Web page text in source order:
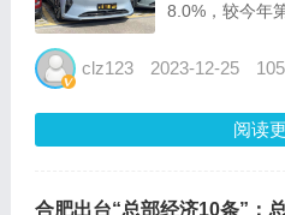
8.0%，较今年
至第三季度末
30...
clz123 2023-12-25
阅读
合肥出台“总部经济10条”：